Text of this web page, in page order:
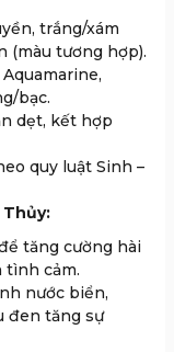
trắng/xám
(màu tương hợp).
bạc.
dẹt, kết hợp
quy luật Sinh –
tăng cường hài
tình cảm.
nước biển,
đen tăng sự